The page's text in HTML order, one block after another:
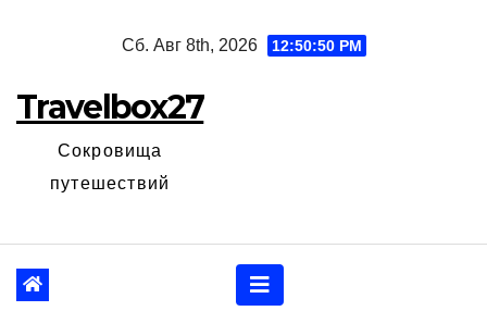
Сб. Авг 8th, 2026 12:50:51 PM
Travelbox27
Сокровища
путешествий